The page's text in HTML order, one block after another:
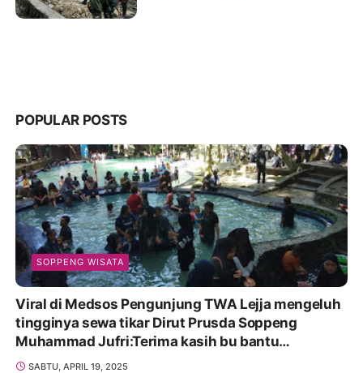
POPULAR POSTS
SOPPENG WISATA
Viral di Medsos Pengunjung TWA Lejja mengeluh
tingginya sewa tikar Dirut Prusda Soppeng
Muhammad Jufri:Terima kasih bu bantu
Promosikan
SABTU, APRIL 19, 2025